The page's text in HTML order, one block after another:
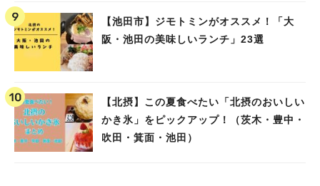
【池田市】ジモトミンがオススメ！「大
阪・池田の美味しいランチ」23選
【北摂】この夏食べたい「北摂のおいしい
かき氷」をピックアップ！（茨木・豊中・
吹田・箕面・池田）